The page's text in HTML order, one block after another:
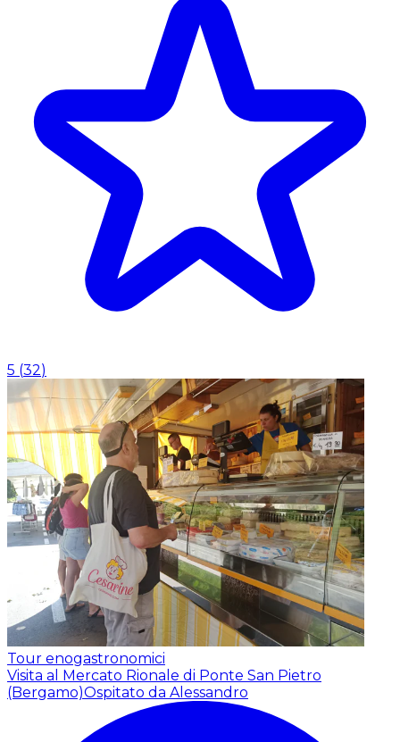
5 (32)
Tour enogastronomici
Visita al Mercato Rionale di Ponte San Pietro
(Bergamo)Ospitato da Alessandro